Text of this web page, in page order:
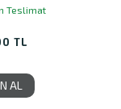
Teslimat
TL
AL